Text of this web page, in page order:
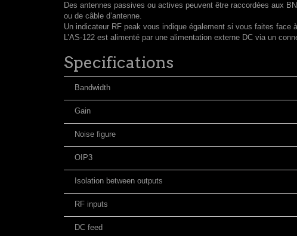
Des antennes passives ou actives peuvent être raccordées aux
ou de câble d’antenne.
Un indicateur RF peak vous indique également si vous faites face
L’AS-122 est alimenté par une alimentation externe DC via un
Specifications
Bandwidth
Gain
Noise figure
OIP3
Isolation between outputs
RF inputs
DC feed